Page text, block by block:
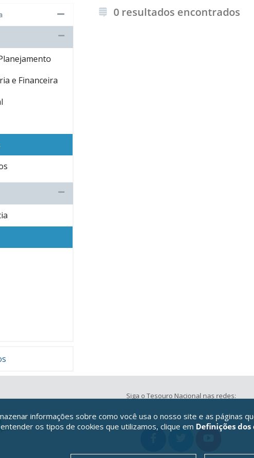
e Financeira
0 resultados encontrados
Siga o Tesouro Nacional nas redes:
informações sobre como você usa o nosso site e as páginas
os tipos de cookies que utilizamos, clique em Definições dos